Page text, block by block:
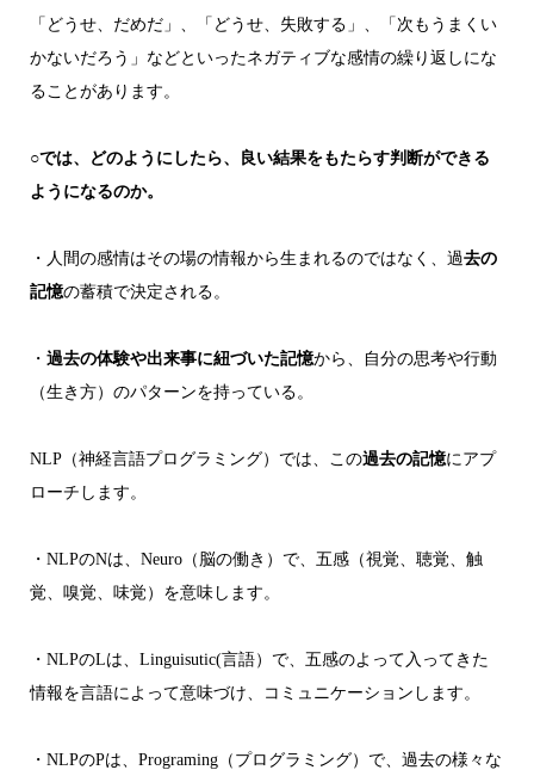
「どうせ、だめだ」、「どうせ、失敗する」、「次もうまくい
かないだろう」などといったネガティブな感情の繰り返しにな
ることがあります。
○では、どのようにしたら、良い結果をもたらす判断ができる
ようになるのか。
・人間の感情はその場の情報から生まれるのではなく、過去の
記憶の蓄積で決定される。
・ 過去の体験や出来事に紐づいた記憶から、自分の思考や行動
（生き方）のパターンを持っている。
NLP（神経言語プログラミング）では、この過去の記憶にアプ
ローチします。
・NLPのNは、Neuro（脳の働き）で、五感（視覚、聴覚、触
覚、嗅覚、味覚）を意味します。
・NLPのLは、Linguisutic(言語）で、五感のよって入ってきた
情報を言語によって意味づけ、コミュニケーションします。
・NLPのPは、Programing（プログラミング）で、過去の様々な